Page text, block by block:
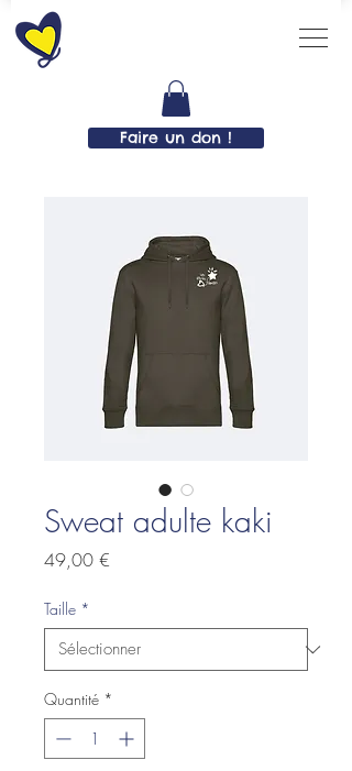
Faire un don !
Sweat adulte kaki
49,00 €
Taille *
Quantité *